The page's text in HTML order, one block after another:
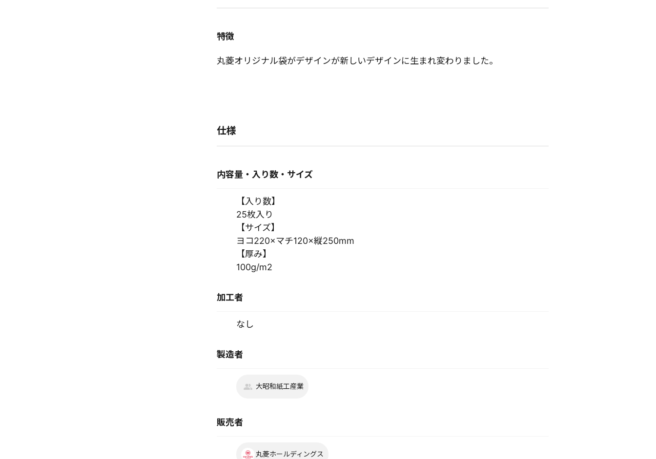
特徴
丸菱オリジナル袋がデザインが新しいデザインに生まれ変わりました。
仕様
内容量・入り数・サイズ
【入り数】
25枚入り
【サイズ】
ヨコ220×マチ120×縦250mm
【厚み】
100g/m2
加工者
なし
製造者
大昭和紙工産業
販売者
丸菱ホールディングス